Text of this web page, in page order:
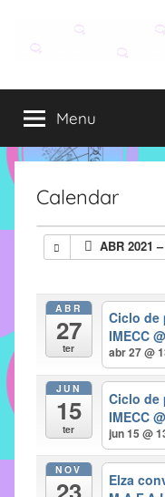
conteúdo
Grupo
Elza
Elza
é
formado
alunas,
funcionárias
IMECC
como
atribuição
implementar
Menu
Calendar
ABR 2021
ABR
27
ter
Ciclo de
IMECC
abr 27 @
JUN
15
ter
Ciclo de
IMECC
jun 15 @
NOV
Elza